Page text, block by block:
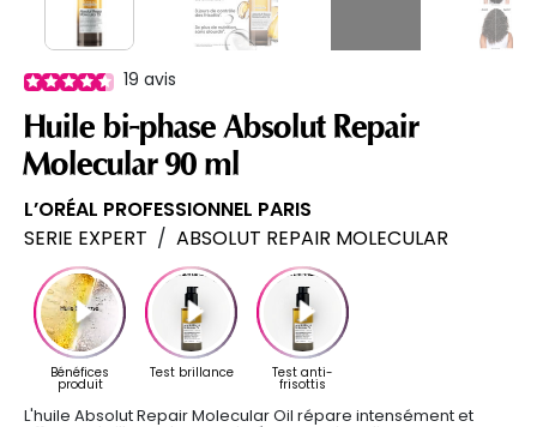
19 avis
Huile bi-phase Absolut Repair
Molecular 90 ml
L’ORÉAL PROFESSIONNEL PARIS
SERIE EXPERT / ABSOLUT REPAIR MOLECULAR
L'huile Absolut Repair Molecular Oil répare intensément et